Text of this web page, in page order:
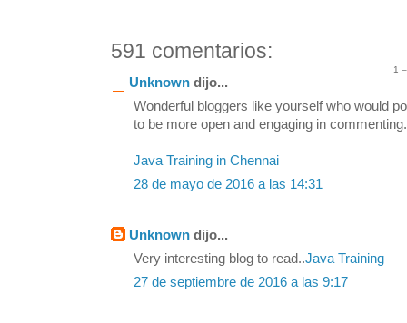
591 comentarios:
1
Unknown dijo...
Wonderful bloggers like yourself who would
to be more open and engaging in
Java Training in Chennai
28 de mayo de 2016 a las 14:31
Unknown dijo...
Very interesting blog to read..Java Training
27 de septiembre de 2016 a las 9:17